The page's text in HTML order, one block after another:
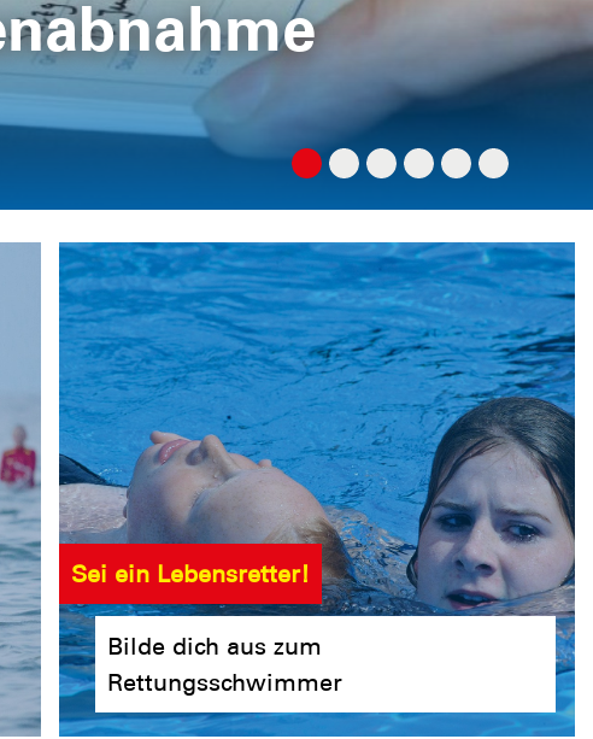
Sei ein Lebensretter!
Bilde dich aus zum
Rettungsschwimmer